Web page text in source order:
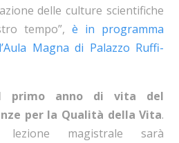
delle culture scientifiche
tempo”,è in programma
Magna di Palazzo Ruffi-
il primo anno di vita del
per la Qualità della Vita.
lezione magistrale sarà